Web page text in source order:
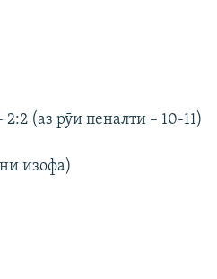
(аз рӯи пеналти – 10-11)
изофа)